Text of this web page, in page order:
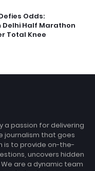
Odds:
Delhi Half Marathon
Total Knee
a passion for delivering
journalism that goes
is to provide on-the-
uncovers hidden
are a dynamic team